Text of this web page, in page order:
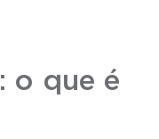
o que é